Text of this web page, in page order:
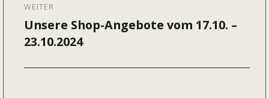
WEITER
Nächster
Beitrag:
Unsere Shop-Angebote vom 17.10. –
23.10.2024